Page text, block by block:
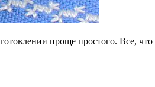
проще простого. Все, что